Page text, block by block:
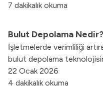
göz atabilirsiniz.
7 dakikalık okuma
Bulut Depolama Nedir?
İşletmelerde verimliliği
bulut depolama
ve avantajlarını bu
22 Ocak 2026
4 dakikalık okuma